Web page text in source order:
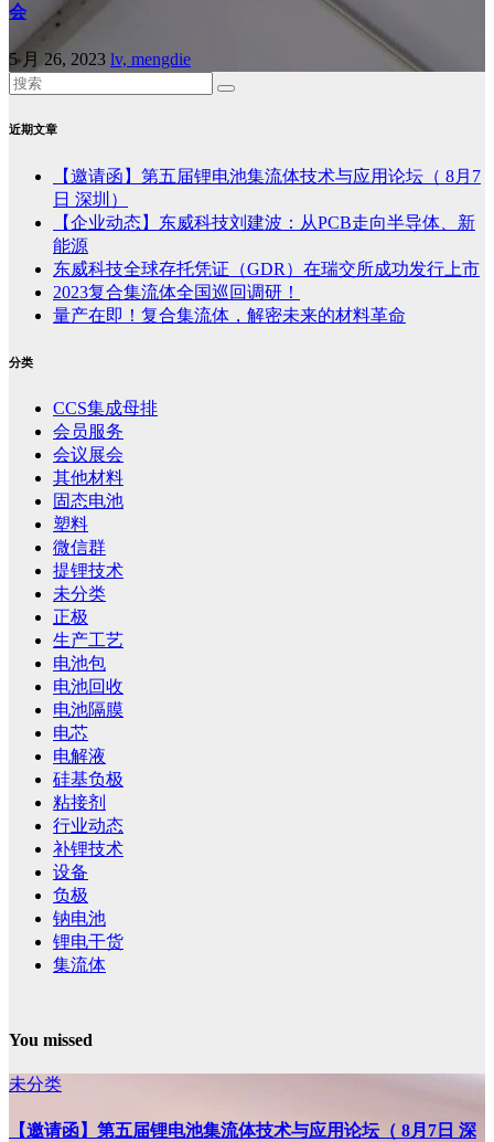
会
5 月 26, 2023 lv, mengdie
近期文章
【邀请函】第五届锂电池集流体技术与应用论坛（ 8月7
日 深圳）
【企业动态】东威科技刘建波：从PCB走向半导体、新
能源
东威科技全球存托凭证（GDR）在瑞交所成功发行上市
2023复合集流体全国巡回调研！
量产在即！复合集流体，解密未来的材料革命
分类
CCS集成母排
会员服务
会议展会
其他材料
固态电池
塑料
微信群
提锂技术
未分类
正极
生产工艺
电池包
电池回收
电池隔膜
电芯
电解液
硅基负极
粘接剂
行业动态
补锂技术
设备
负极
钠电池
锂电干货
集流体
You missed
未分类
【邀请函】第五届锂电池集流体技术与应用论坛（ 8月7日 深